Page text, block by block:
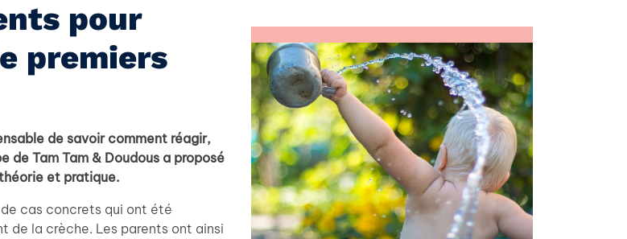
pour
premiers
de savoir comment réagir,
de Tam Tam & Doudous a proposé
et pratique.
cas concrets qui ont été
de la crèche. Les parents ont ainsi